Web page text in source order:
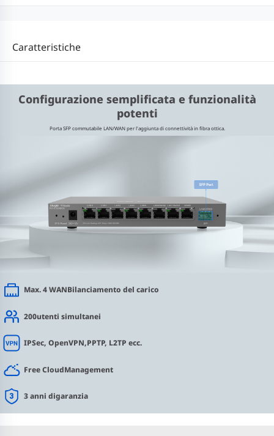
Caratteristiche
Configurazione semplificata e funzionalità
potenti
Porta SFP commutabile LAN/WAN per l'aggiunta di connettività in fibra ottica.
Max. 4 WANBilanciamento del carico
200utenti simultanei
IPSec, OpenVPN,PPTP, L2TP ecc.
Free CloudManagement
3 anni digaranzia